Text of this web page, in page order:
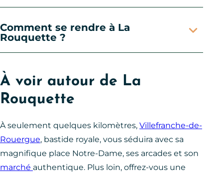
Comment se rendre à La
Rouquette ?
À voir autour de La
Rouquette
À seulement quelques kilomètres, Villefranche-de-
Rouergue, bastide royale, vous séduira avec sa
magnifique place Notre-Dame, ses arcades et son
marché authentique. Plus loin, offrez-vous une